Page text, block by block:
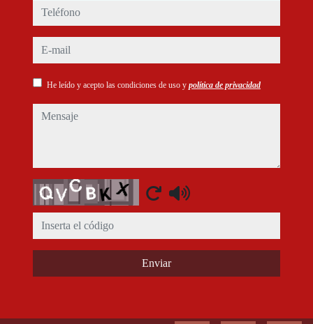
teléfono
e-mail
He leído y acepto las condiciones de uso y política de privacidad
mensaje
Captcha
Enviar